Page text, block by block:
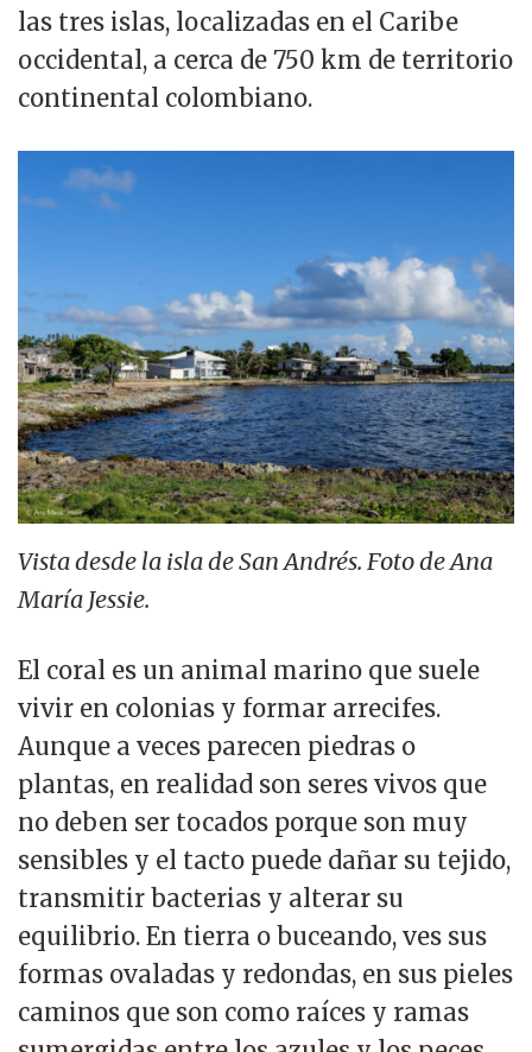
las tres islas, localizadas en el Caribe
occidental, a cerca de 750 km de territorio
continental colombiano.
Vista desde la isla de San Andrés. Foto de Ana
María Jessie.
El coral es un animal marino que suele
vivir en colonias y formar arrecifes.
Aunque a veces parecen piedras o
plantas, en realidad son seres vivos que
no deben ser tocados porque son muy
sensibles y el tacto puede dañar su tejido,
transmitir bacterias y alterar su
equilibrio. En tierra o buceando, ves sus
formas ovaladas y redondas, en sus pieles
caminos que son como raíces y ramas